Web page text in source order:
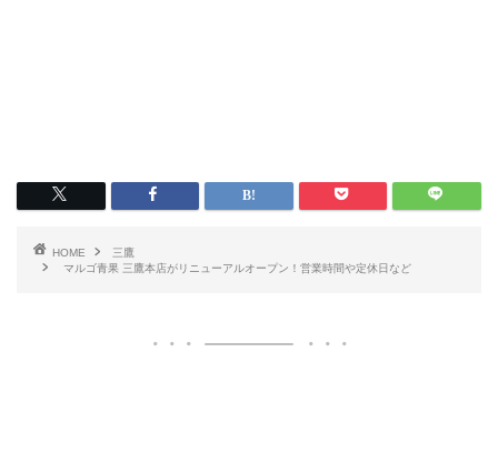
HOME
三鷹
マルゴ青果 三鷹本店がリニューアルオープン！営業時間や定休日など